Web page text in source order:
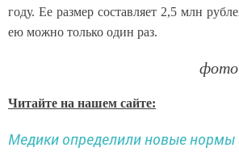
году. Ее размер составляет 2,5 млн
ею можно только один раз.
фото
Читайте на нашем сайте:
Медики определили новые нормы